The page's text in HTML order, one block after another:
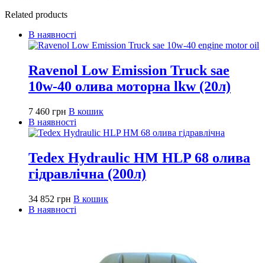
Related products
В наявності
Ravenol Low Emission Truck sae
10w-40 олива моторна lkw (20л)
7 460 грн В кошик
В наявності
Tedex Hydraulic HM HLP 68 олива
гідравлічна (200л)
34 852 грн В кошик
В наявності